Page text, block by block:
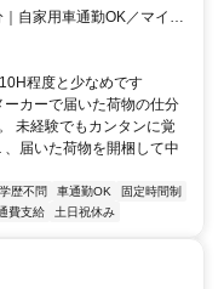
自家用車通勤OK／マイカ
程度と少なめです
カーで届いた荷物の仕分
未経験でもカンタンに覚
届いた荷物を開梱して中
学歴不問 車通勤OK
固定時間制
費支給 土日祝休み